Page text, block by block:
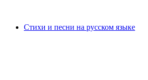
Стихи и песни на русском языке